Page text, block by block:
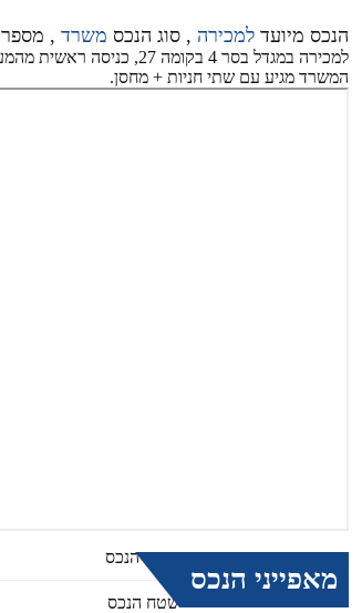
הנכס מיועד למכירה , סוג הנכס משרד ,
המשרד מגיע עם שתי חניות + מחסן.
מאפייני הנכס
קומת הנכס
שטח הנכס